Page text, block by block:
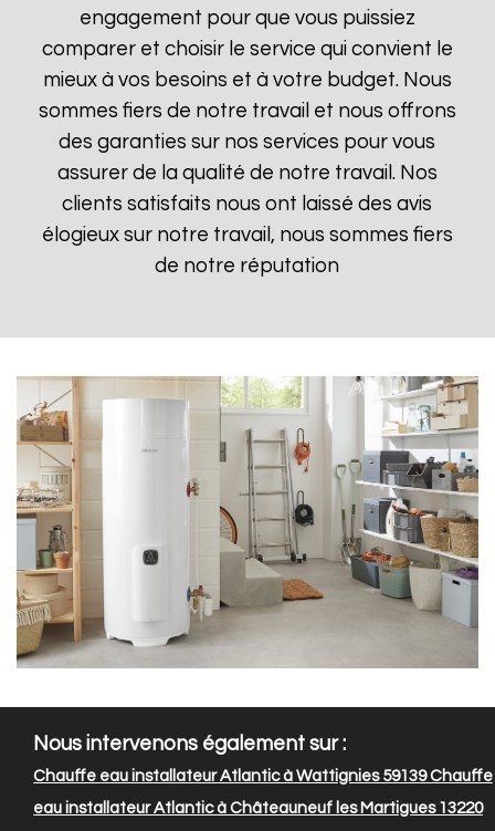
engagement pour que vous puissiez
comparer et choisir le service qui convient le
mieux à vos besoins et à votre budget. Nous
sommes fiers de notre travail et nous offrons
des garanties sur nos services pour vous
assurer de la qualité de notre travail. Nos
clients satisfaits nous ont laissé des avis
élogieux sur notre travail, nous sommes fiers
de notre réputation
Nous intervenons également sur :
Chauffe eau installateur Atlantic à Wattignies 59139Chauffe
eau installateur Atlantic à Châteauneuf les Martigues 13220